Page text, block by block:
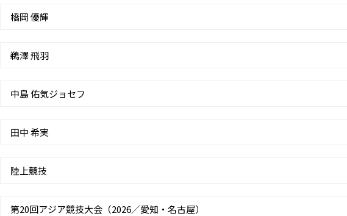
橋岡 優輝
鵜澤 飛羽
中島 佑気ジョセフ
田中 希実
陸上競技
第20回アジア競技大会（2026／愛知・名古屋）